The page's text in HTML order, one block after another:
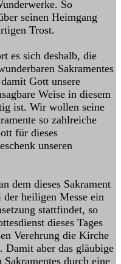
So
seinen Heimgang
Trost.
es sich deshalb, die
Sakramentes
Gott unsere
Weise in diesem
ist. Wir wollen seine
so zahlreiche
für dieses
unseren
dem dieses Sakrament
heiligen Messe ein
stattfindet, so
dieses Tages
Verehrung die Kirche
Damit aber das gläubige
durch eine